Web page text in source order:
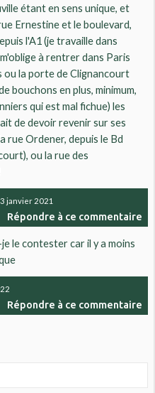
étant en sens unique, et
Ernestine et le boulevard,
l'A1 (je travaille dans
à rentrer dans Paris
ou la porte de Clignancourt
bouchons en plus, minimum,
qui est mal fichue) les
de devoir revenir sur ses
rue Ordener, depuis le Bd
ou la rue des
janvier 2021
Répondre à ce commentaire
le contester car il y a moins
Répondre à ce commentaire